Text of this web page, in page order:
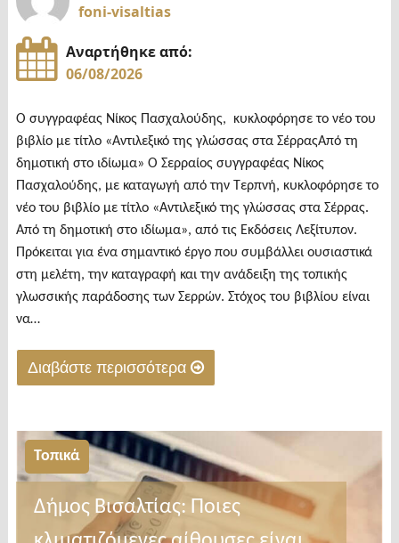
foni-visaltias
Αναρτήθηκε από:
06/08/2026
Ο συγγραφέας Νίκος Πασχαλούδης, κυκλοφόρησε το νέο του
βιβλίο με τίτλο «Αντιλεξικό της γλώσσας στα ΣέρραςΑπό τη
δημοτική στο ιδίωμα» Ο Σερραίος συγγραφέας Νίκος
Πασχαλούδης, με καταγωγή από την Τερπνή, κυκλοφόρησε το
νέο του βιβλίο με τίτλο «Αντιλεξικό της γλώσσας στα Σέρρας.
Από τη δημοτική στο ιδίωμα», από τις Εκδόσεις Λεξίτυπον.
Πρόκειται για ένα σημαντικό έργο που συμβάλλει ουσιαστικά
στη μελέτη, την καταγραφή και την ανάδειξη της τοπικής
γλωσσικής παράδοσης των Σερρών. Στόχος του βιβλίου είναι
να…
Διαβάστε περισσότερα
νέο
βιβλίο
του
Τοπικά
Δήμος Βισαλτίας: Ποιες